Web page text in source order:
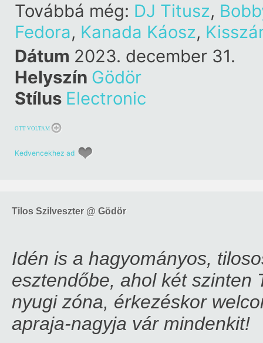
Továbbá még: DJ Titusz,
Fedora, Kanada Káosz,
Dátum 2023. december 31.
Helyszín Gödör
Stílus Electronic
OTT VOLTAM
Kedvencekhez ad
Tilos Szilveszter @ Gödör
Idén is a hagyományos,
esztendőbe, ahol két szinten
nyugi zóna, érkezéskor
apraja-nagyja vár mindenkit!